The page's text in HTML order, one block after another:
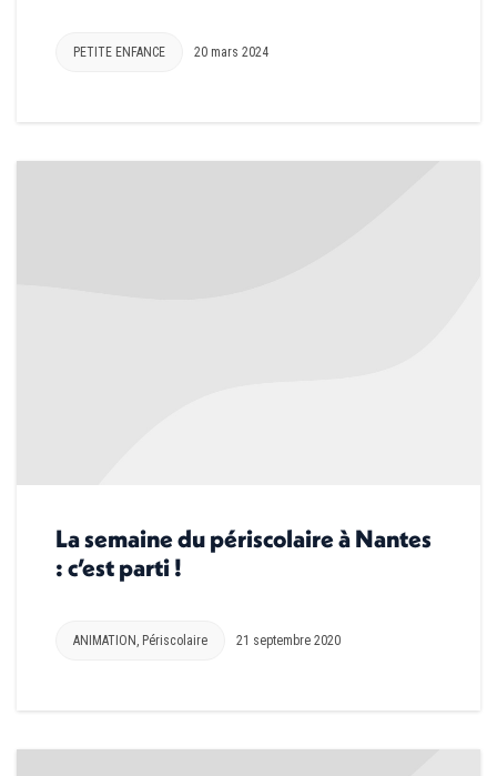
PETITE ENFANCE 20 mars 2024
La semaine du périscolaire à Nantes
: c’est parti !
ANIMATION , Périscolaire 21 septembre 2020